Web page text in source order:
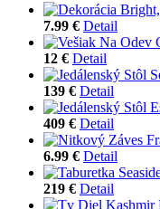
7.99 € Detail
12 € Detail
139 € Detail
409 € Detail
6.99 € Detail
219 € Detail